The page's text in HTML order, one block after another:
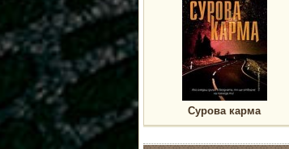
Сурова карма